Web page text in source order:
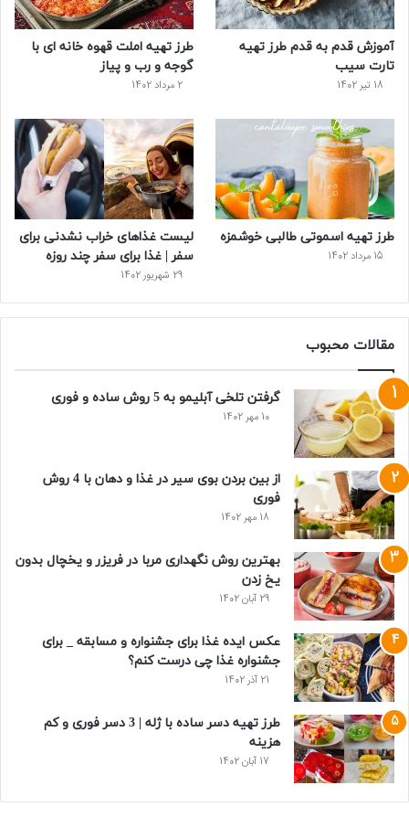
س
ت
آموزش قدم به قدم طرز تهیه
تارت سیب
18 تیر 1402
طرز تهیه املت قهوه خانه ای با
گوجه و رب و پیاز
2 مرداد 1402
طرز تهیه اسموتی طالبی خوشمزه
15 مرداد 1402
لیست غذاهای خراب نشدنی برای
سفر | غذا برای سفر چند روزه
29 شهریور 1402
مقالات محبوب
گرفتن تلخی آبلیمو به 5 روش ساده و فوری
10 مهر 1402
از بین بردن بوی سیر در غذا و دهان با 4 روش
فوری
18 مهر 1402
بهترین روش نگهداری مربا در فریزر و یخچال بدون
یخ زدن
29 آبان 1402
عکس ایده غذا برای جشنواره و مسابقه _ برای
جشنواره غذا چی درست کنم؟
21 آذر 1402
طرز تهیه دسر ساده با ژله | 3 دسر فوری و کم
هزینه
17 آبان 1402